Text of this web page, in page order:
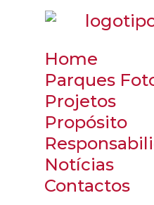
Home
Parques
Projetos
Propósito
Notícias
Contactos